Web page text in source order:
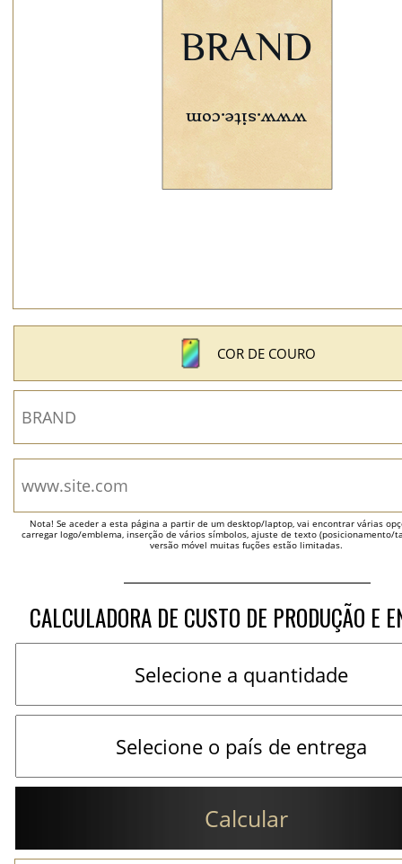
COR DE COURO
Nota! Se aceder a esta página a partir de um desktop/laptop, vai encontrar várias
carregar logo/emblema, inserção de vários símbolos, ajuste de texto (posicionamento/
versão móvel muitas fuções estão limitadas.
CALCULADORA DE CUSTO DE PRODUÇÃO E
Calcular